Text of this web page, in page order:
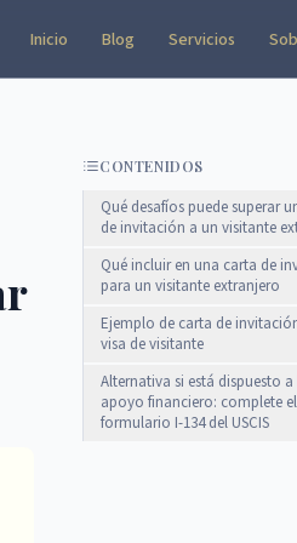
Inicio Blog Servicios
CONTENIDOS
Qué desafíos puede superar
de invitación a un visitante
Qué incluir en una carta de
para un visitante extranjero
Ejemplo de carta de
visa de visitante
Alternativa si está dispuesto
apoyo financiero: complete el
formulario I-134 del USCIS